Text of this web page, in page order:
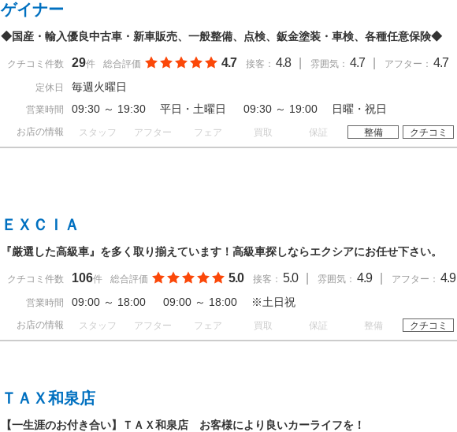
ゲイナー
◆国産・輸入優良中古車・新車販売、一般整備、点検、鈑金塗装・車検、各種任意保険◆
クチコミ件数 29件 総合評価 4.7 接客： 4.8 雰囲気： 4.7 アフター： 4.7
定休日 毎週火曜日
営業時間 09:30 ～ 19:30 平日・土曜日 09:30 ～ 19:00 日曜・祝日
お店の情報 スタッフ アフター フェア 買取 保証 整備 クチコミ
ＥＸＣＩＡ
『厳選した高級車』を多く取り揃えています！高級車探しならエクシアにお任せ下さい。
クチコミ件数 106件 総合評価 5.0 接客： 5.0 雰囲気： 4.9 アフター： 4.9
営業時間 09:00 ～ 18:00 09:00 ～ 18:00 ※土日祝
お店の情報 スタッフ アフター フェア 買取 保証 整備 クチコミ
ＴＡＸ和泉店
【一生涯のお付き合い】ＴＡＸ和泉店 お客様により良いカーライフを！